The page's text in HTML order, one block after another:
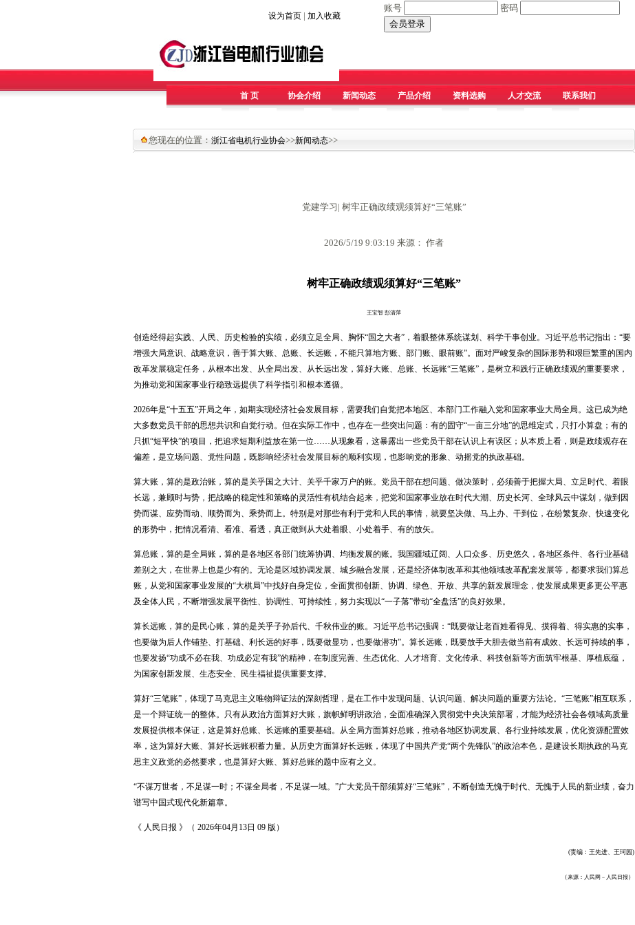
设为首页 | 加入收藏
账号 密码
首 页 协会介绍 新闻动态 产品介绍 资料选购 人才交流 联系我们
您现在的位置： 浙江省电机行业协会>>新闻动态>>
党建学习| 树牢正确政绩观须算好“三笔账”
2026/5/19 9:03:19 来源： 作者
树牢正确政绩观须算好“三笔账”
王宝智 彭清萍
创造经得起实践、人民、历史检验的实绩，必须立足全局、胸怀“国之大者”，着眼整体系统谋划、科学干事创业。习近平总书记指出：“要
增强大局意识、战略意识，善于算大账、总账、长远账，不能只算地方账、部门账、眼前账”。面对严峻复杂的国际形势和艰巨繁重的国内
改革发展稳定任务，从根本出发、从全局出发、从长远出发，算好大账、总账、长远账“三笔账”，是树立和践行正确政绩观的重要要求，
为推动党和国家事业行稳致远提供了科学指引和根本遵循。
2026年是“十五五”开局之年，如期实现经济社会发展目标，需要我们自觉把本地区、本部门工作融入党和国家事业大局全局。这已成为绝
大多数党员干部的思想共识和自觉行动。但在实际工作中，也存在一些突出问题：有的固守“一亩三分地”的思维定式，只打小算盘；有的
只抓“短平快”的项目，把追求短期利益放在第一位……从现象看，这暴露出一些党员干部在认识上有误区；从本质上看，则是政绩观存在
偏差，是立场问题、党性问题，既影响经济社会发展目标的顺利实现，也影响党的形象、动摇党的执政基础。
算大账，算的是政治账，算的是关乎国之大计、关乎千家万户的账。党员干部在想问题、做决策时，必须善于把握大局、立足时代、着眼
长远，兼顾时与势，把战略的稳定性和策略的灵活性有机结合起来，把党和国家事业放在时代大潮、历史长河、全球风云中谋划，做到因
势而谋、应势而动、顺势而为、乘势而上。特别是对那些有利于党和人民的事情，就要坚决做、马上办、干到位，在纷繁复杂、快速变化
的形势中，把情况看清、看准、看透，真正做到从大处着眼、小处着手、有的放矢。
算总账，算的是全局账，算的是各地区各部门统筹协调、均衡发展的账。我国疆域辽阔、人口众多、历史悠久，各地区条件、各行业基础
差别之大，在世界上也是少有的。无论是区域协调发展、城乡融合发展，还是经济体制改革和其他领域改革配套发展等，都要求我们算总
账，从党和国家事业发展的“大棋局”中找好自身定位，全面贯彻创新、协调、绿色、开放、共享的新发展理念，使发展成果更多更公平惠
及全体人民，不断增强发展平衡性、协调性、可持续性，努力实现以“一子落”带动“全盘活”的良好效果。
算长远账，算的是民心账，算的是关乎子孙后代、千秋伟业的账。习近平总书记强调： “既要做让老百姓看得见、摸得着、得实惠的实事，
也要做为后人作铺垫、打基础、利长远的好事，既要做显功，也要做潜功”。算长远账，既要放手大胆去做当前有成效、长远可持续的事，
也要发扬“功成不必在我、功成必定有我”的精神，在制度完善、生态优化、人才培育、文化传承、科技创新等方面筑牢根基、厚植底蕴，
为国家创新发展、生态安全、民生福祉提供重要支撑。
算好“三笔账”，体现了马克思主义唯物辩证法的深刻哲理，是在工作中发现问题、认识问题、解决问题的重要方法论。“三笔账”相互联系，
是一个辩证统一的整体。只有从政治方面算好大账，旗帜鲜明讲政治，全面准确深入贯彻党中央决策部署，才能为经济社会各领域高质量
发展提供根本保证，这是算好总账、长远账的重要基础。从全局方面算好总账，推动各地区协调发展、各行业持续发展，优化资源配置效
率，这为算好大账、算好长远账积蓄力量。从历史方面算好长远账，体现了中国共产党“两个先锋队”的政治本色，是建设长期执政的马克
思主义政党的必然要求，也是算好大账、算好总账的题中应有之义。
“不谋万世者，不足谋一时；不谋全局者，不足谋一域。”广大党员干部须算好“三笔账”，不断创造无愧于时代、无愧于人民的新业绩，奋力
谱写中国式现代化新篇章。
《 人民日报 》（ 2026年04月13日 09 版）
(责编：王先进、王珂园)
（来源： 人民网－人民日报 ）